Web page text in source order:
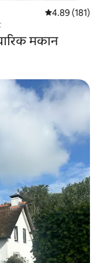
औसत रेटिंग 5 में से
4.89 (181)
मकान